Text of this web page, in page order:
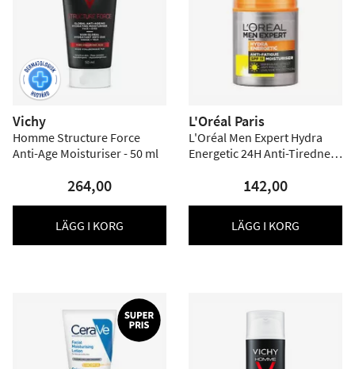
Vichy
Homme Structure Force
Anti-Age Moisturiser - 50 ml
264,00
LÄGG I KORG
L'Oréal Paris
L'Oréal Men Expert Hydra
Energetic 24H Anti-Tiredness
142,00
LÄGG I KORG